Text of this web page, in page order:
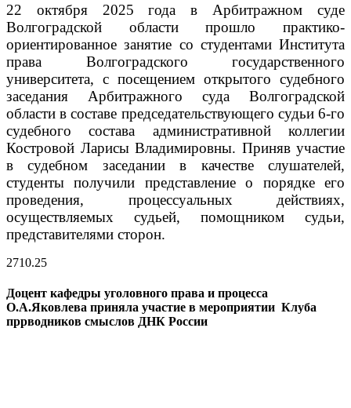
22 октября 2025 года в Арбитражном суде
Волгоградской области прошло практико-
ориентированное занятие со студентами Института
права Волгоградского государственного
университета, с посещением открытого судебного
заседания Арбитражного суда Волгоградской
области в составе председательствующего судьи 6-го
судебного состава административной коллегии
Костровой Ларисы Владимировны. Приняв участие
в судебном заседании в качестве слушателей,
студенты получили представление о порядке его
проведения, процессуальных действиях,
осуществляемых судьей, помощником судьи,
представителями сторон.
2710.25
Доцент кафедры уголовного права и процесса
О.А.Яковлева приняла участие в мероприятии Клуба
пррводников смыслов ДНК России